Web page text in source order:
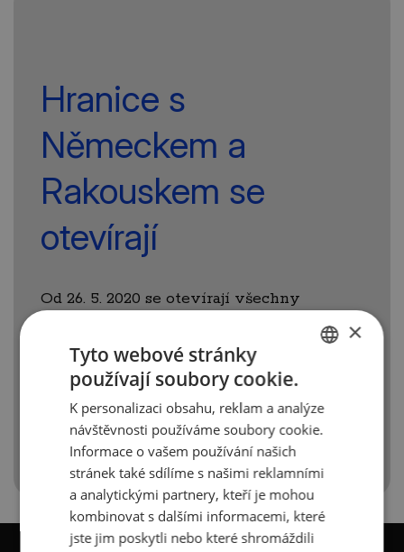
Hranice s
Německem a
Rakouskem se
otevírají
Od 26. 5. 2020 se otevírají všechny
Rakouskem. Kontroly na hranici budou
pokračovat a budou namátkové.
Při návratu do ČR je nutné se prokázat
testem na Covid-19. Zelené hranice
(pro pěší) však zůstávají nadále uzavřeny.
ENGLISH
×
Tyto webové stránky
používají soubory cookie.
K personalizaci obsahu, reklam a analýze
návštěvnosti používáme soubory cookie.
Informace o vašem používání našich
stránek také sdílíme s našimi reklamními
a analytickými partnery, kteří je mohou
kombinovat s dalšími informacemi, které
jste jim poskytli nebo které shromáždili